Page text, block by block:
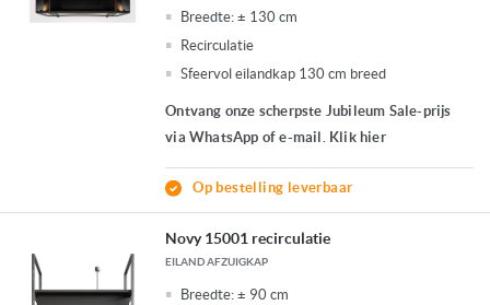
Breedte: ± 130 cm
Recirculatie
Sfeervol eilandkap 130 cm breed
Ontvang onze scherpste Jubileum Sale-prijs
via WhatsApp of e-mail. Klik hier
Op bestelling leverbaar
Novy 15001 recirculatie
EILAND AFZUIGKAP
Breedte: ± 90 cm